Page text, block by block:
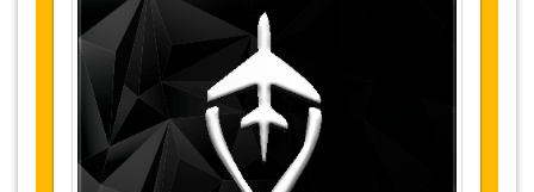
Détails du Tour
Usine de thé
Pont de Pièrres
Uzungöl
Cascades